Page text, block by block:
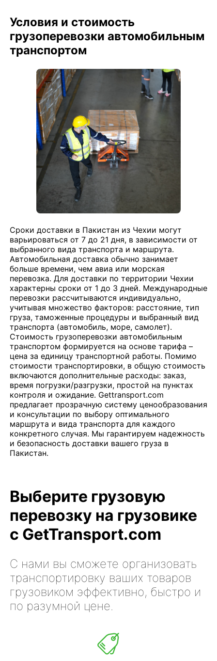
Условия и стоимость
грузоперевозки автомобильным
транспортом
Сроки доставки в Пакистан из Чехии могут
варьироваться от 7 до 21 дня, в зависимости от
выбранного вида транспорта и маршрута.
Автомобильная доставка обычно занимает
больше времени, чем авиа или морская
перевозка. Для доставки по территории Чехии
характерны сроки от 1 до 3 дней. Международные
перевозки рассчитываются индивидуально,
учитывая множество факторов: расстояние, тип
груза, таможенные процедуры и выбранный вид
транспорта (автомобиль, море, самолет).
Стоимость грузоперевозки автомобильным
транспортом формируется на основе тарифа –
цена за единицу транспортной работы. Помимо
стоимости транспортировки, в общую стоимость
включаются дополнительные расходы: заказ,
время погрузки/разгрузки, простой на пунктах
контроля и ожидание. Gettransport.com
предлагает прозрачную систему ценообразования
и консультации по выбору оптимального
маршрута и вида транспорта для каждого
конкретного случая. Мы гарантируем надежность
и безопасность доставки вашего груза в
Пакистан.
Выберите грузовую
перевозку на грузовике
с GetTransport.com
С нами вы сможете организовать
транспортировку ваших товаров
грузовиком эффективно, быстро и
по разумной цене.